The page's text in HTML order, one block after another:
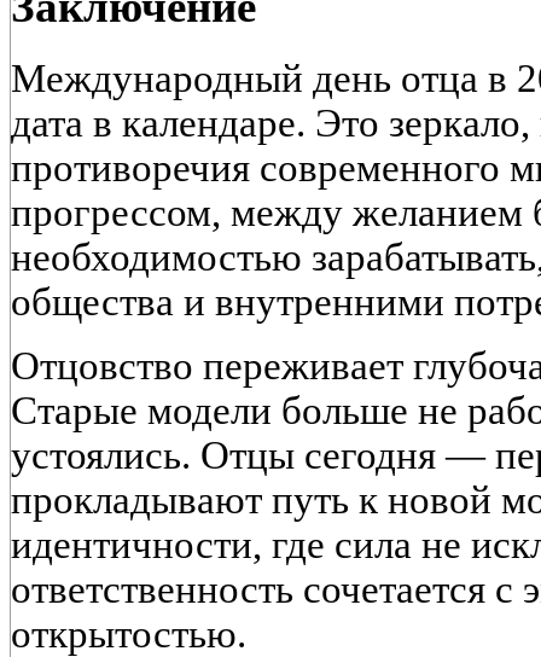
Международный день отца в
дата в календаре. Это
противоречия современного
прогрессом, между желанием
необходимостью
общества и внутренними
Отцовство переживает
Старые модели больше не
устоялись. Отцы сегодня —
прокладывают путь к новой
идентичности, где сила не
ответственность сочетается
открытостью.